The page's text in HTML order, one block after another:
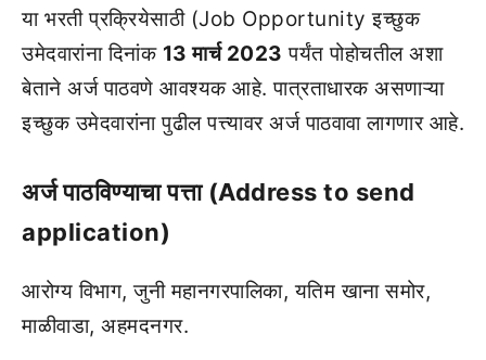
या भरती प्रक्रियेसाठी (Job Opportunity इच्छुक
उमेदवारांना दिनांक 13 मार्च 2023 पर्यंत पोहोचतील अशा
बेताने अर्ज पाठवणे आवश्यक आहे. पात्रताधारक असणाऱ्या
इच्छुक उमेदवारांना पुढील पत्त्यावर अर्ज पाठवावा लागणार आहे.
अर्ज पाठविण्याचा पत्ता (Address to send
application)
आरोग्य विभाग, जुनी महानगरपालिका, यतिम खाना समोर,
माळीवाडा, अहमदनगर.